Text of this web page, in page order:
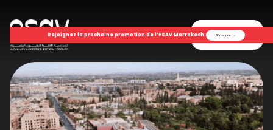
Rejoignez la prochaine promotion de l’ESAV Marrakech. S'inscrire →
Menu